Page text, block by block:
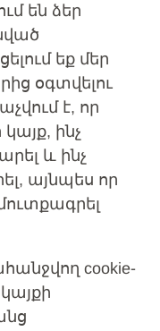
են ձեր
եք մեր
օգտվելու
է, որ
կայք, ինչ
և ինչ
այնպես որ
cookie-